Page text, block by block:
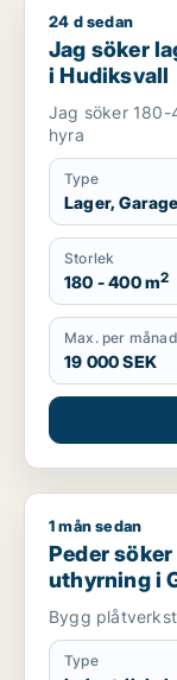
Jag söker lager
24 d sedan
Jag söker
i Hudiksvall
Jag söker 180-
hyra
Type
Lager, Garage
Storlek
180 - 400 m2
Max. per månad
19 000 SEK
Peder söker
1 mån sedan
Peder
uthyrning i
Bygg
Type